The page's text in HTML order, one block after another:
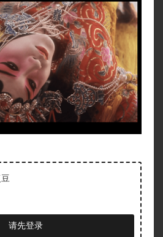
请先登录